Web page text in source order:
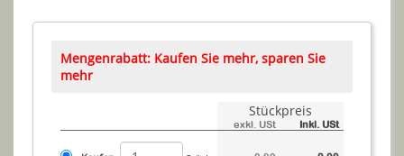
Mengenrabatt: Kaufen Sie mehr, sparen Sie
mehr
Stückpreis
exkl. USt Inkl. USt